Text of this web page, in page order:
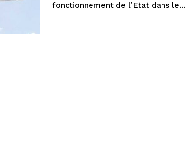
fonctionnement de l’Etat dans le...